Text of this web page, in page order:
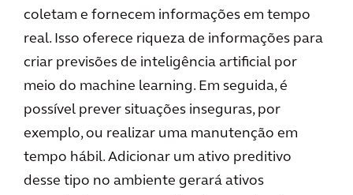
coletam e fornecem informações em tempo
real. Isso oferece riqueza de informações para
criar previsões de inteligência artificial por
meio do machine learning. Em seguida, é
possível prever situações inseguras, por
exemplo, ou realizar uma manutenção em
tempo hábil. Adicionar um ativo preditivo
desse tipo no ambiente gerará ativos